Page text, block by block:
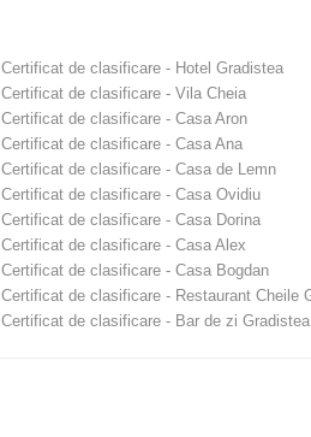
Certificat de clasificare - Hotel Gradistea
Certificat de clasificare - Vila Cheia
Certificat de clasificare - Casa Aron
Certificat de clasificare - Casa Ana
Certificat de clasificare - Casa de Lemn
Certificat de clasificare - Casa Ovidiu
Certificat de clasificare - Casa Dorina
Certificat de clasificare - Casa Alex
Certificat de clasificare - Casa Bogdan
Certificat de clasificare - Restaurant Cheile
Certificat de clasificare - Bar de zi Gradistea